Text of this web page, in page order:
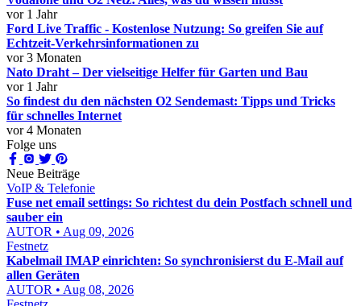
vor 1 Jahr
Ford Live Traffic - Kostenlose Nutzung: So greifen Sie auf
Echtzeit-Verkehrsinformationen zu
vor 3 Monaten
Nato Draht – Der vielseitige Helfer für Garten und Bau
vor 1 Jahr
So findest du den nächsten O2 Sendemast: Tipps und Tricks
für schnelles Internet
vor 4 Monaten
Folge uns
Neue Beiträge
VoIP & Telefonie
Fuse net email settings: So richtest du dein Postfach schnell und
sauber ein
AUTOR • Aug 09, 2026
Festnetz
Kabelmail IMAP einrichten: So synchronisierst du E-Mail auf
allen Geräten
AUTOR • Aug 08, 2026